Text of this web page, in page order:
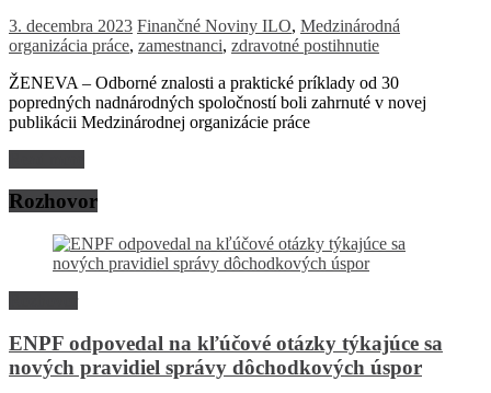
3. decembra 2023 Finančné Noviny ILO, Medzinárodná
organizácia práce, zamestnanci, zdravotné postihnutie
ŽENEVA – Odborné znalosti a praktické príklady od 30
popredných nadnárodných spoločností boli zahrnuté v novej
publikácii Medzinárodnej organizácie práce
Rozhovor
ENPF odpovedal na kľúčové otázky týkajúce sa
nových pravidiel správy dôchodkových úspor